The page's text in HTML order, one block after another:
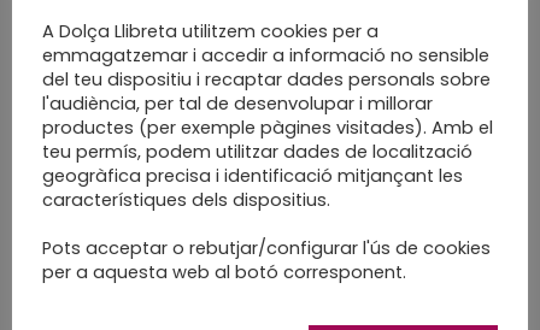
LEARN MORE
Llibreta per anar pel
món
Viatgera i lleugera
A Dolça Llibreta utilitzem cookies per a
emmagatzemar i accedir a informació no sensible
del teu dispositiu i recaptar dades personals sobre
l'audiència, per tal de desenvolupar i millorar
productes (per exemple pàgines visitades). Amb el
teu permís, podem utilitzar dades de localització
geogràfica precisa i identificació mitjançant les
característiques dels dispositius.
Pots acceptar o rebutjar/configurar l'ús de cookies
per a aquesta web al botó corresponent.